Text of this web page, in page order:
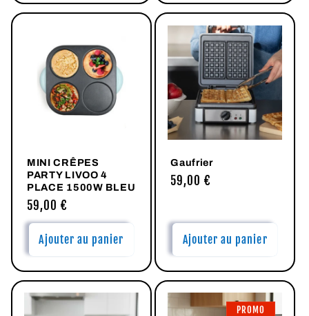
MINI CRÊPES
PARTY LIVOO 4
PLACE 1500W BLEU
Prix
habituel
59,00 €
Ajouter au panier
Gaufrier
Prix
59,00 €
Ajouter au panier
PROMO